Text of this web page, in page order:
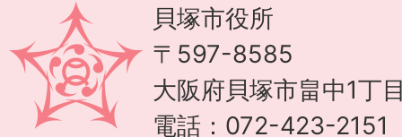
貝塚市役所
〒597-8585
大阪府貝塚市畠中1丁
電話：072-423-2151